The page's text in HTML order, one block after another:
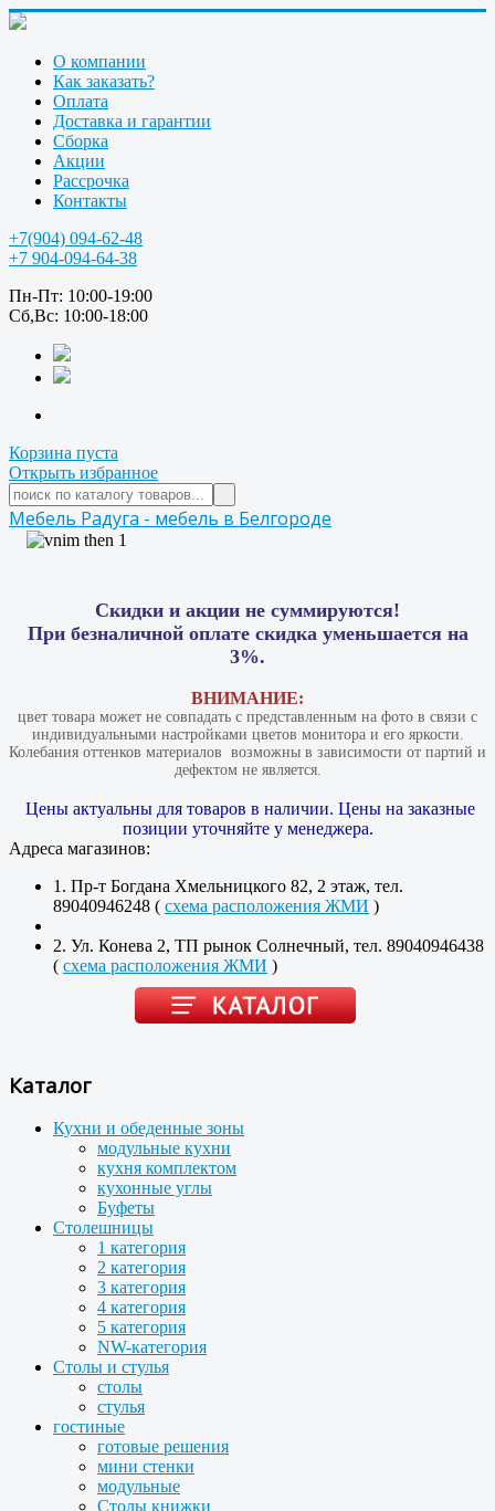
О компании
Как заказать?
Оплата
Доставка и гарантии
Сборка
Акции
Рассрочка
Контакты
+7(904) 094-62-48
+7 904-094-64-38
Пн-Пт: 10:00-19:00
Сб,Вс: 10:00-18:00
Корзина пуста
Открыть избранное
Мебель Радуга - мебель в Белгороде
Скидки и акции не суммируются!
При безналичной оплате скидка уменьшается на
3%.
ВНИМАНИЕ:
цвет товара может не совпадать с представленным на фото в связи с
индивидуальными настройками цветов монитора и его яркости.
Колебания оттенков материалов​ ​ возможны в зависимости от партий и
дефектом не является.
Цены актуальны для товаров в наличии. Цены на заказные
позиции уточняйте у менеджера.
Адреса магазинов:
1. Пр-т Богдана Хмельницкого 82, 2 этаж, тел.
89040946248 ( схема расположения ЖМИ )
2. Ул. Конева 2, ТП рынок Солнечный, тел. 89040946438
( схема расположения ЖМИ )
Каталог
Кухни и обеденные зоны
модульные кухни
кухня комплектом
кухонные углы
Буфеты
Столешницы
1 категория
2 категория
3 категория
4 категория
5 категория
NW-категория
Столы и стулья
столы
стулья
гостиные
готовые решения
мини стенки
модульные
Столы книжки